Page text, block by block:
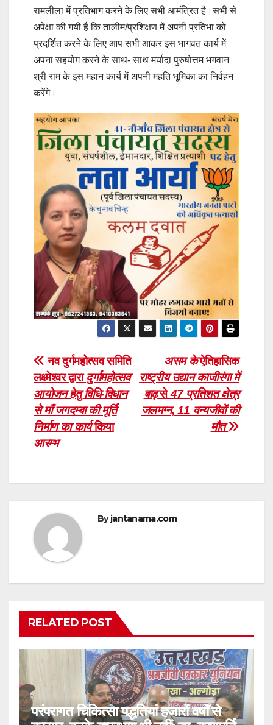
रामलीला में प्रतिभाग करने के लिए सभी आमंत्रित है।सभी से
अपेक्षा की गयी है कि तालीम/प्रशिक्षण में अपनी प्रतिभा को
प्रदर्शित करने के लिए आप सभी आकर इस भागवत कार्य में
अपना सहयोग करने के साथ- साथ मर्यादा पुरुषोत्तम भगवान
श्री राम के इस महान कार्य में अपनी महति भूमिका का निर्वहन
करेंगे।
Post
navigation
असम केऐतिहासिक
राष्ट्रीय उद्यान काजीरंगा में
बाढ़से47 प्रतिशत क्षेत्र
जलमग्न, 11 वन्यजीवों की
मौत
नव दुर्गमहोत्सव समिति
लक्ष्मेश्वर द्वारादुर्गामहोत्सव
आयोजन हेतु विधि-विधान
से माँ जगदम्बा की मूर्ति
निर्माण का कार्यकिया
आरम्भ
Byjantanama.com
RELATED POST
परंपरागत चिकित्सा पद्धतियां हजारों वर्षों से